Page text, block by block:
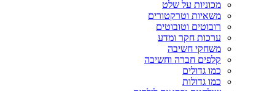
מכוניות על שלט
משאיות וטרקטורים
רובוטים וטובוטים
ערכות חקר ומדע
משחקי חשיבה
קלפים חברה וחשיבה
כמו גדולים
כמו גדולות